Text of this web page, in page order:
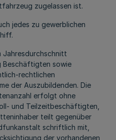
zugelassen ist.
jedes zu gewerblichen
Jahresdurchschnitt
Beschäftigten sowie
rechtlichen
der Auszubildenden. Die
erfolgt ohne
und Teilzeitbeschäftigten,
teilt gegenüber
schriftlich mit,
der vorhandenen